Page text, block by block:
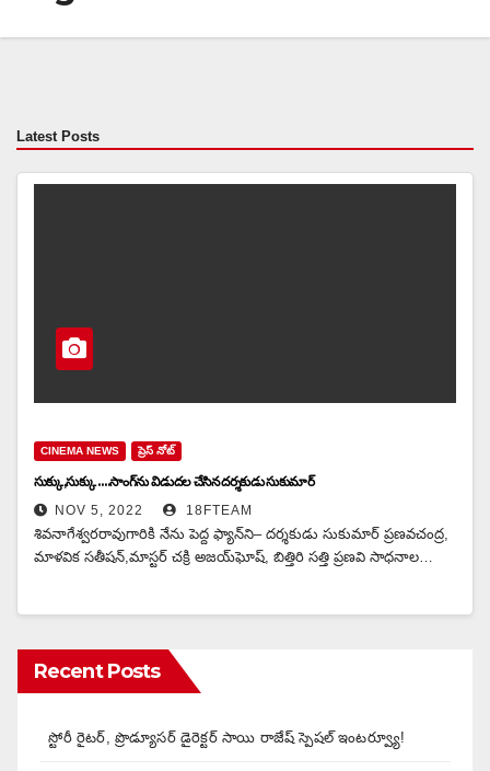
Latest Posts
CINEMA NEWS ప్రెస్ నోట్
సుక్కు,సుక్కు ….సాంగ్‌ను విడుదల చేసిన దర్శకుడు సుకుమార్‌
NOV 5, 2022 18FTEAM
శివనాగేశ్వరరావుగారికి నేను పెద్ద ఫ్యాన్‌ని– దర్శకుడు సుకుమార్‌ ప్రణవచంద్ర,
మాళవిక సతీషన్,మాస్టర్ చక్రి అజయ్‌ఘోష్, బిత్తిరి సత్తి ప్రణవి సాధనాల…
Recent Posts
స్టోరీ రైటర్, ప్రొడ్యూసర్ డైరెక్టర్ సాయి రాజేష్ స్పెషల్ ఇంటర్వ్యూ!